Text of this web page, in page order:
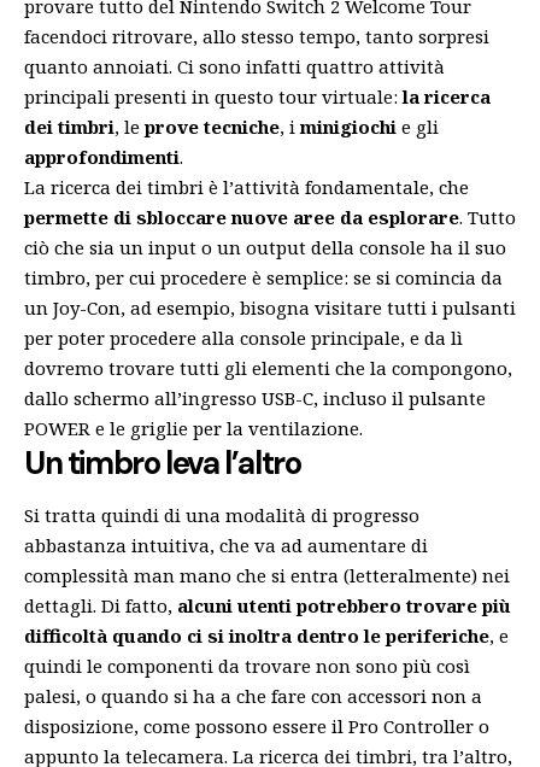
provare tutto del Nintendo Switch 2 Welcome Tour
facendoci ritrovare, allo stesso tempo, tanto sorpresi
quanto annoiati. Ci sono infatti quattro attività
principali presenti in questo tour virtuale:la ricerca
dei timbri, leprove tecniche, iminigiochi e gli
approfondimenti.
La ricerca dei timbri è l’attività fondamentale, che
permette di sbloccare nuove aree da esplorare. Tutto
ciò che sia un input o un output della console ha il suo
timbro, per cui procedere è semplice: se si comincia da
un Joy-Con, ad esempio, bisogna visitare tutti i pulsanti
per poter procedere alla console principale, e da lì
dovremo trovare tutti gli elementi che la compongono,
dallo schermo all’ingresso USB-C, incluso il pulsante
POWER e le griglie per la ventilazione.
Un timbro leva l’altro
Si tratta quindi di una modalità di progresso
abbastanza intuitiva, che va ad aumentare di
complessità man mano che si entra (letteralmente) nei
dettagli. Di fatto, alcuni utenti potrebbero trovare più
difficoltà quando ci si inoltra dentro le periferiche, e
quindi le componenti da trovare non sono più così
palesi, o quando si ha a che fare con accessori non a
disposizione, come possono essere il Pro Controller o
appunto la telecamera. La ricerca dei timbri, tra l’altro,